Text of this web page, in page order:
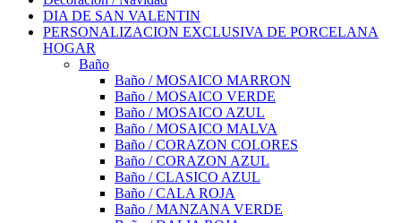
DIA DE SAN VALENTIN
PERSONALIZACION EXCLUSIVA DE PORCELANA
HOGAR
Baño
Baño / MOSAICO MARRON
Baño / MOSAICO VERDE
Baño / MOSAICO AZUL
Baño / MOSAICO MALVA
Baño / CORAZON COLORES
Baño / CORAZON AZUL
Baño / CLASICO AZUL
Baño / CALA ROJA
Baño / MANZANA VERDE